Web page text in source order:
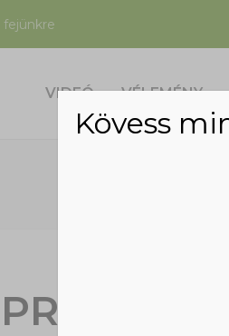
fejünkre
VIDEÓ VÉLEMÉNY
Kövess